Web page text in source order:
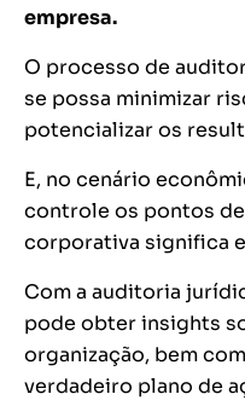
empresa.
O processo de
se possa minimizar
potencializar os
E, no cenário
controle os pontos
corporativa significa
Com a auditoria
pode obterinsights
organização, bem
verdadeiro plano de